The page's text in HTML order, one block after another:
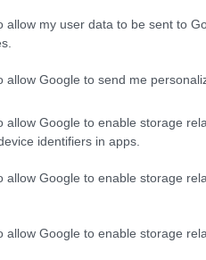
allow my user data to be sent to
allow Google to send me
allow Google to enable storage
identifiers in apps.
allow Google to enable storage
allow Google to enable storage
ο γενικός
με
από την
κάλεσε την Παρασκευή
να
συνεχιζόμενη
της μη λίπανσης των
οι τροχοί
ήδη ανέθεσε στον